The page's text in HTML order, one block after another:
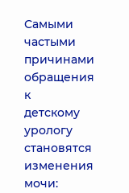
Самыми
частыми
причинами
обращения
к
детскому
урологу
становятся
изменения
мочи: